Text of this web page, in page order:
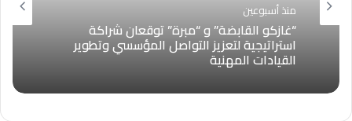
منذ أسبوعين
“غازكو القابضة” و “مبرة” توقعان شراكة
استراتيجية لتعزيز التواصل المؤسسي وتطوير
القيادات المهنية